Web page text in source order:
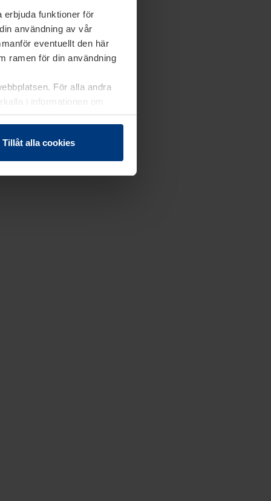
erbjuda funktioner för
användning av vår
eventuellt den här
ramen för din användning
För alla andra
i informationen om
Tillåt alla cookies